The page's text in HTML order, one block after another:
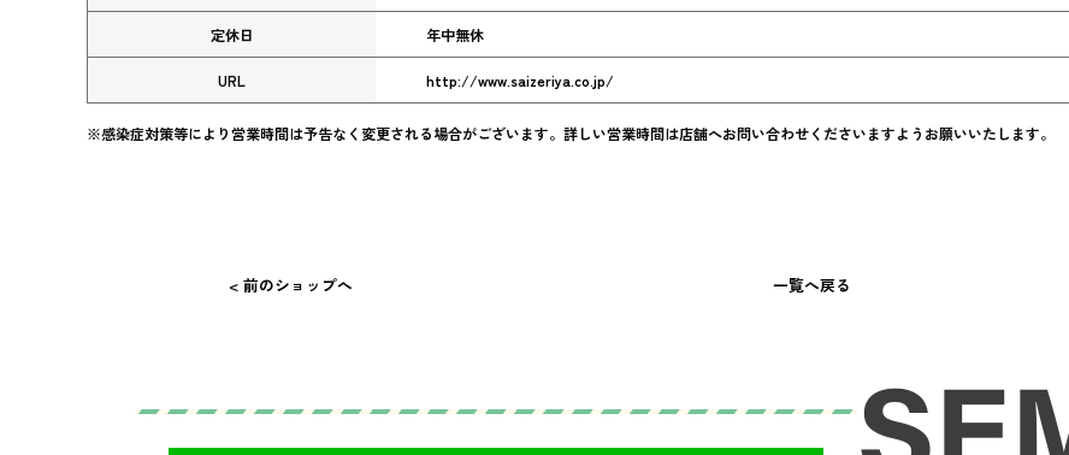
定休日 年中無休
URL http://www.saizeriya.co.jp/
※感染症対策等により営業時間は予告なく変更される場合がございます。詳しい営業時間は店舗へお問い合わせくださいますようお願いいたします。
< 前のショップへ 一覧へ戻る